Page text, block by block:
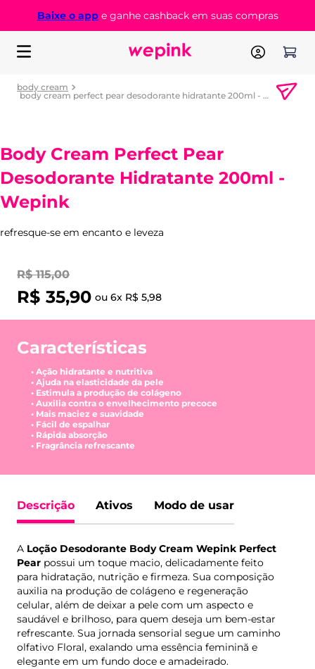
Baixe o appe ganhe cashback em suas compras
body cream
body cream perfect pear desodorante hidratante 200ml - wepink
Body Cream Perfect Pear
Desodorante Hidratante 200ml -
Wepink
refresque-se em encanto e leveza
R$ 115,00
R$ 35,90 ou 6x R$ 5,98
Características
• Ação hidratante e nutritiva
• Ajuda na elasticidade da pele
• Estimula a produção de colágeno
• Auxilia contra o envelhecimento precoce
• Mais maciez e suavidade
• Fácil de espalhar
• Rápida absorção
• Fragrância refrescante
Descrição Ativos Modo de usar
A Loção Desodorante Body Cream Wepink Perfect
Pear possui um toque macio, delicadamente feito
para hidratação, nutrição e firmeza. Sua composição
auxilia na produção de colágeno e regeneração
celular, além de deixar a pele com um aspecto e
saudável e brilhoso, para quem deseja um bem-estar
refrescante. Sua jornada sensorial segue um caminho
olfativo Floral, exalando uma essência feminină e
elegante em um fundo doce e amadeirado.